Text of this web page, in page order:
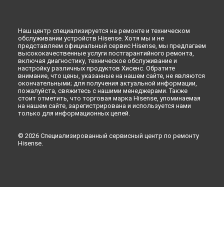
Ремонт стиральной машины XQG75-HS1214 Hisense в
Самаре
Ремонт стиральной машины XQG75-HS1214 Hisense в
Омске
Ремонт стиральной машины XQG75-HS1214 Hisense в
Красноярске
Ремонт стиральной машины XQG75-HS1214 Hisense в
Перми
Ремонт стиральной машины XQG75-HS1214 Hisense в
Ульяновске
Кирове
Наш центр специализируется на ремонте и техническом
обслуживании устройств Hisense. Хотя мы и не
представляем официальный сервис Hisense, мы предлагаем
высококачественные услуги постгарантийного ремонта,
включая диагностику, техническое обслуживание и
настройку различных продуктов Хисенс. Обратите
внимание, что цены, указанные на нашем сайте, не являются
окончательными; для получения актуальной информации,
пожалуйста, свяжитесь с нашими менеджерами. Также
стоит отметить, что торговая марка Hisense, упоминаемая
на нашем сайте, зарегистрирована и используется нами
только для информационных целей.
© 2026 Специализированный сервисный центр по ремонту
Hisense.